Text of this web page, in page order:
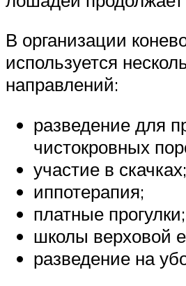
В организации
используется
направлений:
разведение для
чистокровных
участие в скачках;
иппотерапия;
платные прогулки;
школы верховой
разведение на